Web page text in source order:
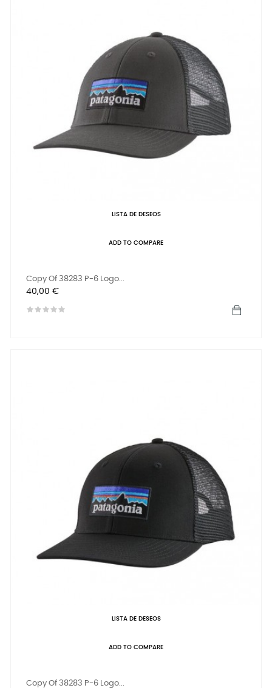
LISTA DE DESEOS
ADD TO COMPARE
Copy Of 38283 P-6 Logo...
Precio
40,00 €
LISTA DE DESEOS
ADD TO COMPARE
Copy Of 38283 P-6 Logo...